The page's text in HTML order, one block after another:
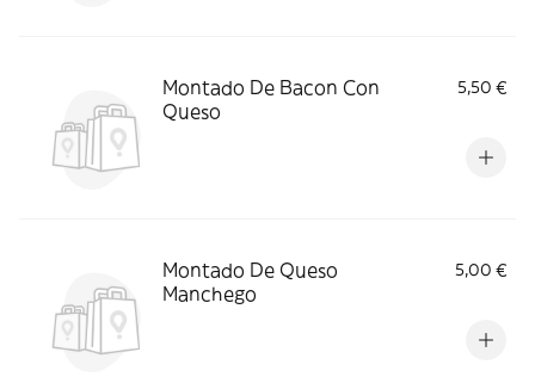
Montado De Bacon Con
Queso
5,50 €
Montado De Queso
Manchego
5,00 €